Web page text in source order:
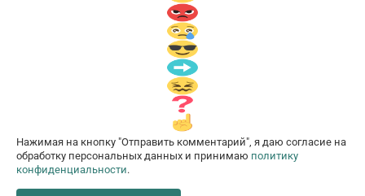
Нажимая на кнопку "Отправить комментарий", я даю согласие на
обработку персональных данных и принимаю политику
конфиденциальности.